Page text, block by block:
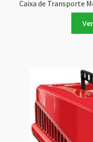
Caixa de Transporte